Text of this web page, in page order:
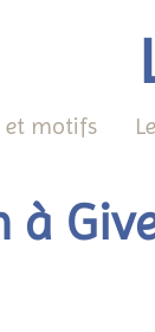
et motifs
à